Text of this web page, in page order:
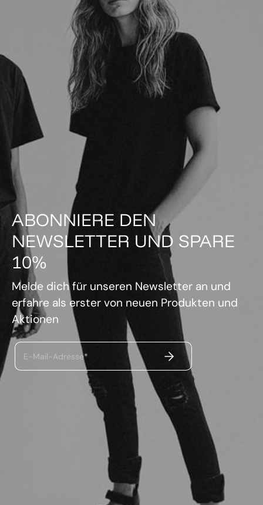
ABONNIERE DEN
NEWSLETTER UND SPARE
10%
Melde dich für unseren Newsletter an und
erfahre als erster von neuen Produkten und
Aktionen
E-Mail-Adresse* ABSENDEN